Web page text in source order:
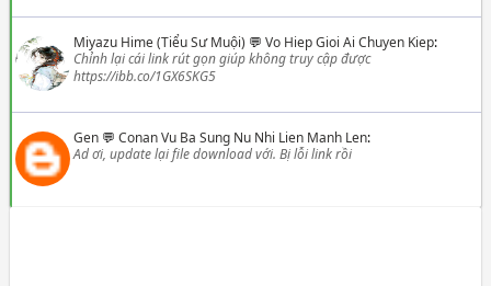
Miyazu Hime (Tiểu Sư Muội) 💬 Vo Hiep Gioi Ai Chuyen Kiep:
Chỉnh lại cái link rút gọn giúp không truy cập được
https://ibb.co/1GX6SKG5
Gen💬 Conan Vu Ba Sung Nu Nhi Lien Manh Len:
Ad ơi, update lại file download với. Bị lỗi link rồi